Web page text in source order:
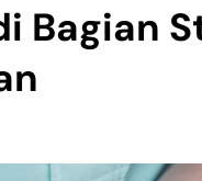
Bagian